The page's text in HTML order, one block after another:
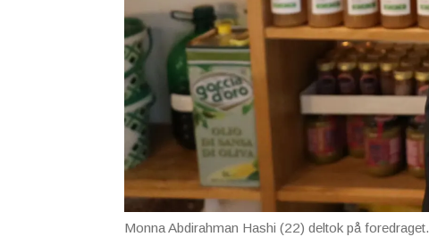
Monna Abdirahman Hashi (22) deltok på foredraget.